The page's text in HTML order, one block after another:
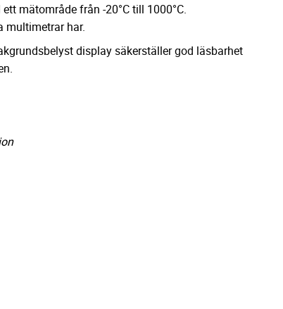
mätområde från -20°C till 1000°C.
multimetrar har.
display säkerställer god läsbarhet